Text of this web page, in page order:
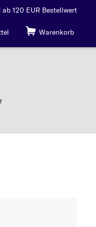
120 EUR Bestellwert
Warenkorb